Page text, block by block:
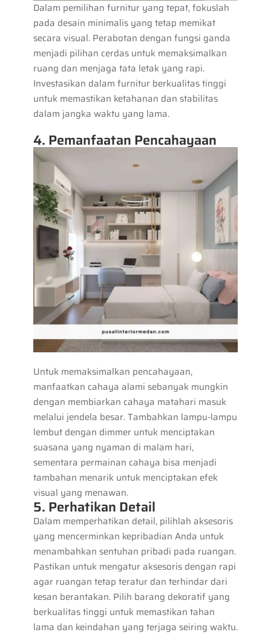
Dalam pemilihan furnitur yang tepat, fokuslah
pada desain minimalis yang tetap memikat
secara visual. Perabotan dengan fungsi ganda
menjadi pilihan cerdas untuk memaksimalkan
ruang dan menjaga tata letak yang rapi.
Investasikan dalam furnitur berkualitas tinggi
untuk memastikan ketahanan dan stabilitas
dalam jangka waktu yang lama.
4. Pemanfaatan Pencahayaan
Untuk memaksimalkan pencahayaan,
manfaatkan cahaya alami sebanyak mungkin
dengan membiarkan cahaya matahari masuk
melalui jendela besar. Tambahkan lampu-lampu
lembut dengan dimmer untuk menciptakan
suasana yang nyaman di malam hari,
sementara permainan cahaya bisa menjadi
tambahan menarik untuk menciptakan efek
visual yang menawan.
5. Perhatikan Detail
Dalam memperhatikan detail, pilihlah aksesoris
yang mencerminkan kepribadian Anda untuk
menambahkan sentuhan pribadi pada ruangan.
Pastikan untuk mengatur aksesoris dengan rapi
agar ruangan tetap teratur dan terhindar dari
kesan berantakan. Pilih barang dekoratif yang
berkualitas tinggi untuk memastikan tahan
lama dan keindahan yang terjaga seiring waktu.